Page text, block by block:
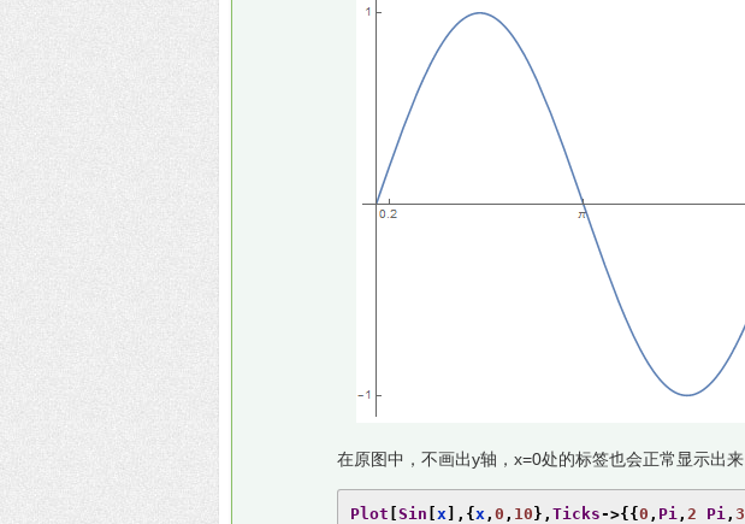
在原图中，不画出y轴，x=0处的标签也会正常显示出来
Plot [Sin [x ],{x , 0 , 10}, Ticks ->{{0 , Pi , 2 Pi , 3